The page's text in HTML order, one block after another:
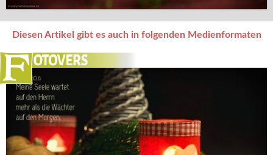
Diesen Artikel gibt es auch in folgenden Medienformaten